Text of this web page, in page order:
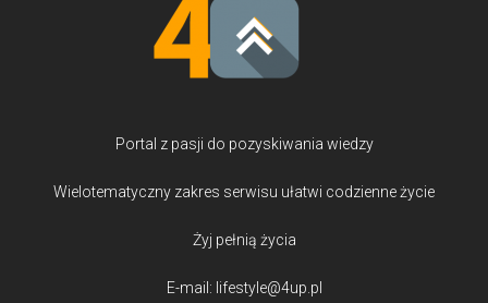
Portal z pasji do pozyskiwania wiedzy
Wielotematyczny zakres serwisu ułatwi codzienne życie
Żyj pełnią życia
E-mail: lifestyle@4up.pl